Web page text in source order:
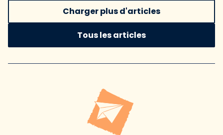
Charger plus d'articles
Tous les articles